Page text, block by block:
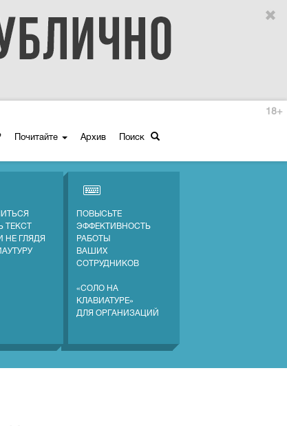
Почитайте Архив Поиск
18+
ТЕКСТ
НЕ ГЛЯДЯ
ПОВЫСЬТЕ
ЭФФЕКТИВНОСТЬ
РАБОТЫ
ВАШИХ
СОТРУДНИКОВ
«СОЛО НА
КЛАВИАТУРЕ»
ДЛЯ ОРГАНИЗАЦИЙ